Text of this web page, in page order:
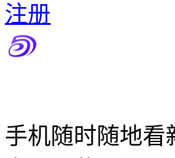
注册
手机随时随地看